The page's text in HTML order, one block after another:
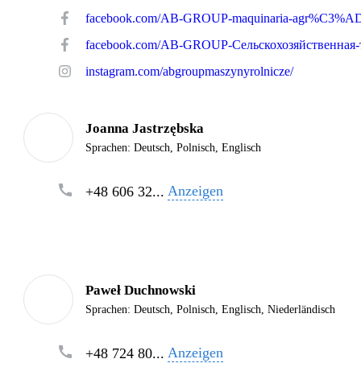
instagram.com/abgroupmaszynyrolnicze/
Joanna Jastrzębska
Sprachen: Deutsch, Polnisch, Englisch
+48 606 32... Anzeigen
Paweł Duchnowski
Sprachen: Deutsch, Polnisch, Englisch, Niederländisch
+48 724 80... Anzeigen